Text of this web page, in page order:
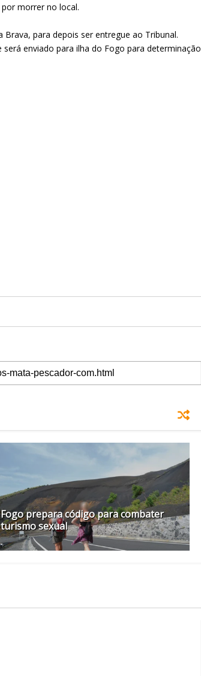
morrer no local.
para depois ser entregue ao Tribunal.
enviado para ilha do Fogo para determinação
Fogo prepara código para combater
turismo sexual